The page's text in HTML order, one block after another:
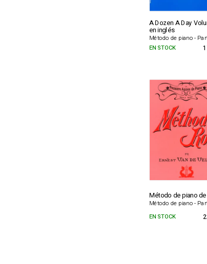
A Dozen A Day
en inglés
Método de piano -
EN STOCK
Método de piano
Método de piano -
EN STOCK